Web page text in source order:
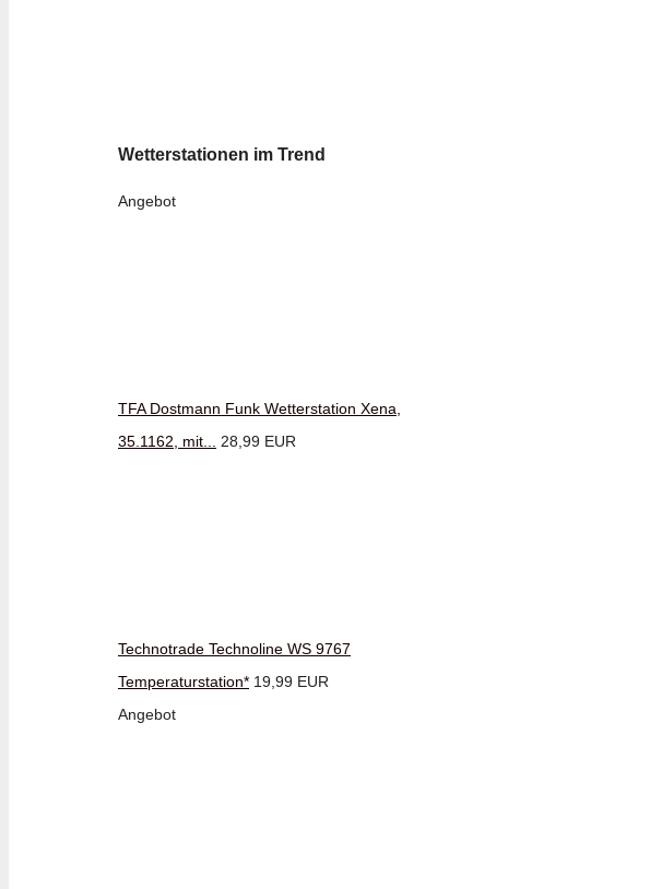
Wetterstationen im Trend
Angebot
TFA Dostmann Funk Wetterstation Xena,
35.1162, mit... 28,99 EUR
Technotrade Technoline WS 9767
Temperaturstation* 19,99 EUR
Angebot